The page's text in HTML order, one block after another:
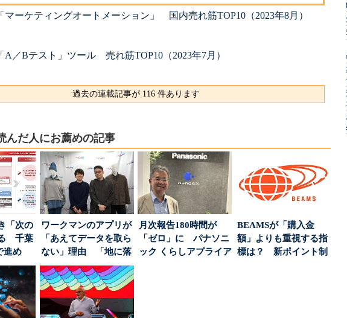
「マーケティングオートメーション」 国内売れ筋TOP10（2023年8月）
「A／Bテスト」ツール 売れ筋TOP10（2023年7月）
過去の連載記事が 116 件あります
んだ人にお薦めの記事
「次の
千葉
進め
ワークマンのアプリが
「あえてデータを取ら
ない」理由 「地に落
ちた顧客満足度」を
引...
月次報告180時間が
「ゼロ」に パナソニ
ック くらしアプライア
BEAMSが「購入金
額」よりも重視する指
標は？ 新ポイント制